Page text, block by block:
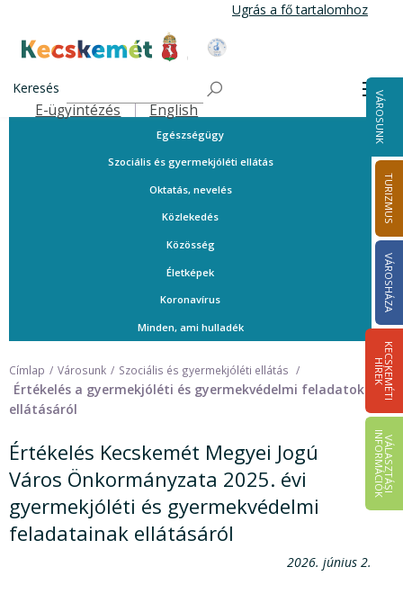
tartalomra
Ugrás a fő tartalomhoz
Kecskemét Város Honlapja
Keresés
Felső navigáció
E-ügyintézés English VÁROSUNK
TURIZMUS
VÁROSHÁZA
K
E
C
S
K
E
M
É
T
I
HÍ
R
E
K
V
Á
L
A
S
Z
T
Á
S
I
IN
F
O
R
M
Á
C
I
Ó
K
A városról
Közérdekű telefonszámok
Ügyintézés
Egészségügy
Szociális és gyermekjóléti ellátás
Oktatás, nevelés
Közlekedés
Közösség
Életképek
Koronavírus
Minden, ami hulladék
Címlap Városunk Szociális és gyermekjóléti ellátás
Értékelés a gyermekjóléti és gyermekvédelmi feladatok
ellátásáról
Értékelés Kecskemét Megyei Jogú
Város Önkormányzata 2025. évi
gyermekjóléti és gyermekvédelmi
feladatainak ellátásáról
2026. június 2.